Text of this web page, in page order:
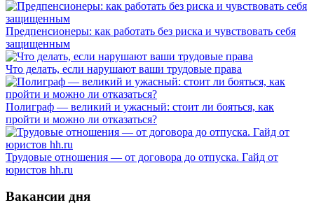
Предпенсионеры: как работать без риска и чувствовать себя
защищенным
Что делать, если нарушают ваши трудовые права
Полиграф — великий и ужасный: стоит ли бояться, как
пройти и можно ли отказаться?
Трудовые отношения — от договора до отпуска. Гайд от
юристов hh.ru
Вакансии дня